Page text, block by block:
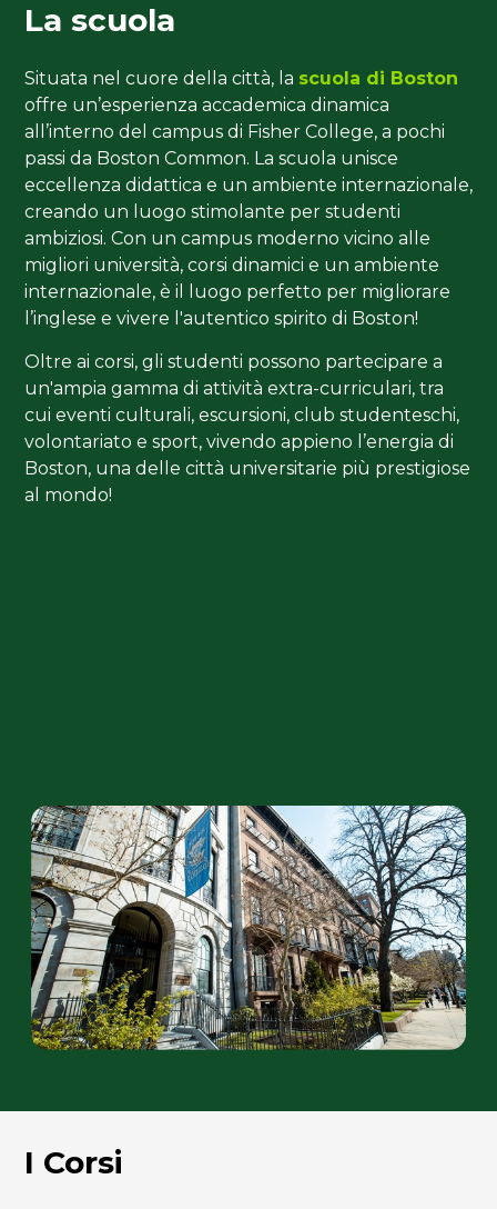
La scuola
Situata nel cuore della città, la scuola di Boston
offre un’esperienza accademica dinamica
all’interno del campus di Fisher College, a pochi
passi da Boston Common. La scuola unisce
eccellenza didattica e un ambiente internazionale,
creando un luogo stimolante per studenti
ambiziosi. Con un campus moderno vicino alle
migliori università, corsi dinamici e un ambiente
internazionale, è il luogo perfetto per migliorare
l’inglese e vivere l'autentico spirito di Boston!
Oltre ai corsi, gli studenti possono partecipare a
un'ampia gamma di attività extra-curriculari, tra
cui eventi culturali, escursioni, club studenteschi,
volontariato e sport, vivendo appieno l’energia di
Boston, una delle città universitarie più prestigiose
al mondo!
I Corsi